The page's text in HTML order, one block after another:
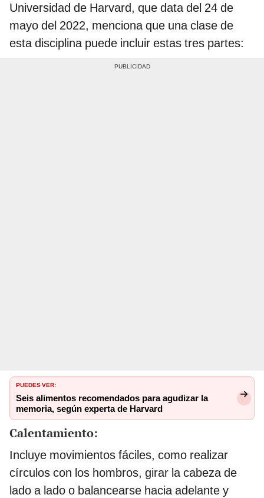
Universidad de Harvard, que data del 24 de
mayo del 2022, menciona que una clase de
esta disciplina puede incluir estas tres partes:
PUEDES VER:
Seis alimentos recomendados para agudizar la
memoria, según experta de Harvard
Calentamiento:
Incluye movimientos fáciles, como realizar
círculos con los hombros, girar la cabeza de
lado a lado o balancearse hacia adelante y